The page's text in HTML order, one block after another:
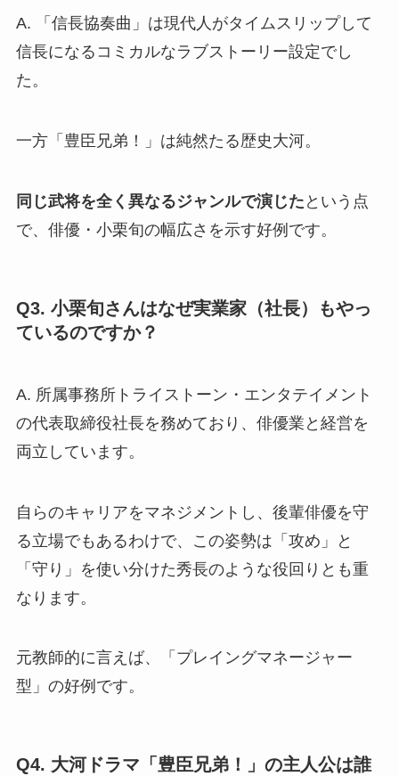
A. 「信長協奏曲」は現代人がタイムスリップして
信長になるコミカルなラブストーリー設定でし
た。
一方「豊臣兄弟！」は純然たる歴史大河。
同じ武将を全く異なるジャンルで演じた という点
で、俳優・小栗旬の幅広さを示す好例です。
Q3. 小栗旬さんはなぜ実業家（社長）もやっ
ているのですか？
A. 所属事務所トライストーン・エンタテイメント
の代表取締役社長を務めており、俳優業と経営を
両立しています。
自らのキャリアをマネジメントし、後輩俳優を守
る立場でもあるわけで、この姿勢は「攻め」と
「守り」を使い分けた秀長のような役回りとも重
なります。
元教師的に言えば、「プレイングマネージャー
型」の好例です。
Q4. 大河ドラマ「豊臣兄弟！」の主人公は誰